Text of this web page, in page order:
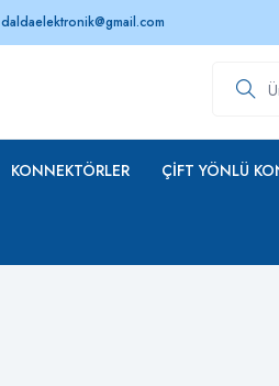
daldaelektronik@gmail.com
KONNEKTÖRLER ÇIFT YÖNLÜ